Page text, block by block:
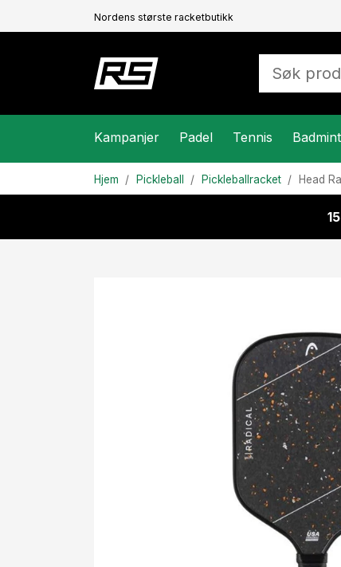
Nordens største racketbutikk
Kampanjer Padel Tennis
Hjem Pickleball Pickleballracket Head